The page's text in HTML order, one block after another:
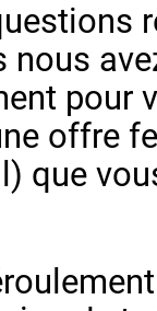
nous
pour
offre
que